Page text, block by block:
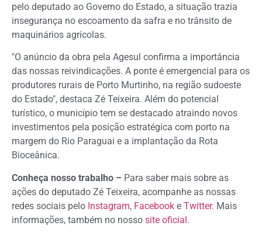
pelo deputado ao Governo do Estado, a situação trazia
insegurança no escoamento da safra e no trânsito de
maquinários agrícolas.
"O anúncio da obra pela Agesul confirma a importância
das nossas reivindicações. A ponte é emergencial para os
produtores rurais de Porto Murtinho, na região sudoeste
do Estado", destaca Zé Teixeira. Além do potencial
turístico, o município tem se destacado atraindo novos
investimentos pela posição estratégica com porto na
margem do Rio Paraguai e a implantação da Rota
Bioceânica.
Conheça nosso trabalho – Para saber mais sobre as
ações do deputado Zé Teixeira, acompanhe as nossas
redes sociais pelo Instagram, Facebook e Twitter. Mais
informações, também no nosso site oficial.